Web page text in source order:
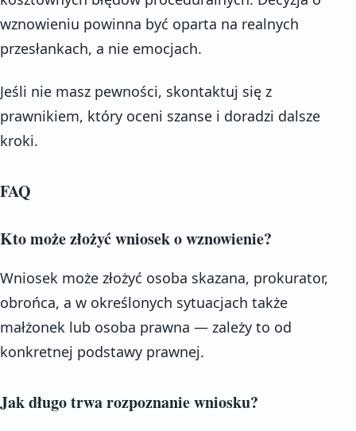
wznowieniu powinna być oparta na realnych
przesłankach, a nie emocjach.
Jeśli nie masz pewności, skontaktuj się z
prawnikiem, który oceni szanse i doradzi dalsze
kroki.
FAQ
Kto może złożyć wniosek o wznowienie?
Wniosek może złożyć osoba skazana, prokurator,
obrońca, a w określonych sytuacjach także
małżonek lub osoba prawna — zależy to od
konkretnej podstawy prawnej.
Jak długo trwa rozpoznanie wniosku?